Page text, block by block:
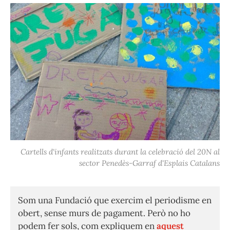
Cartells d'infants realitzats durant la celebració del 20N al
sector Penedès-Garraf d'Esplais Catalans
Som una Fundació que exercim el periodisme en
obert, sense murs de pagament. Però no ho
podem fer sols, com expliquem enaquest